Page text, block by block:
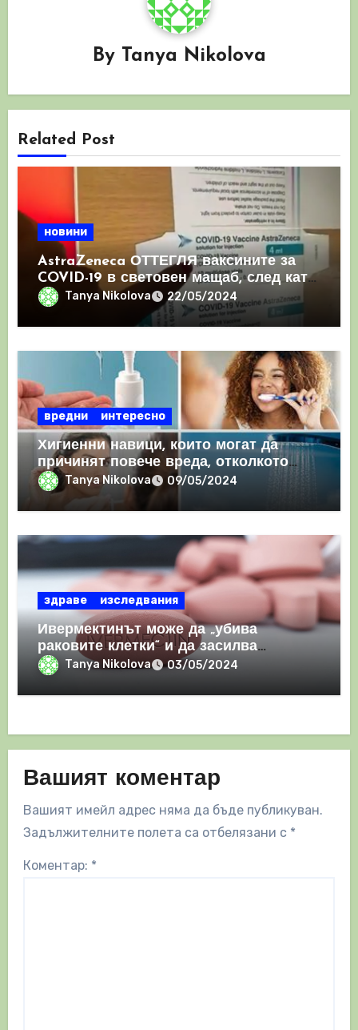
By Tanya Nikolova
Related Post
новини
AstraZeneca ОТТЕГЛЯ ваксините за
COVID-19 в световен мащаб, след като
призна, че те причиняват КРЪВНИ
съсиреци
Tanya Nikolova 22/05/2024
вредни интересно
Хигиенни навици, които могат да
причинят повече вреда, отколкото
ползаTanya Nikolova 09/05/2024
здраве изследвания
Ивермектинът може да „убива
раковите клетки“ и да засилва
имунния отговор
Tanya Nikolova 03/05/2024
Вашият коментар
Вашият имейл адрес няма да бъде публикуван.
Задължителните полета са отбелязани с *
Коментар: *